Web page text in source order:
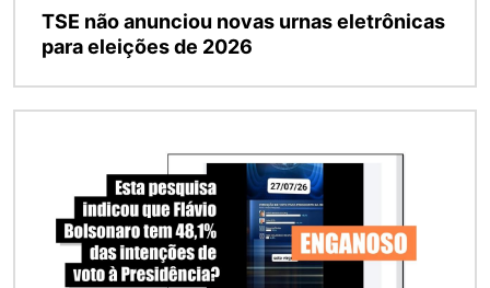
TSE não anunciou novas urnas eletrônicas
para eleições de 2026